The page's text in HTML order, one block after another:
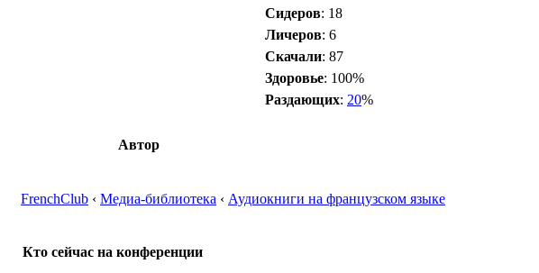
Сидеров: 18
Личеров: 6
Скачали: 87
Здоровье: 100%
Раздающих: 20%
Автор
FrenchClub ‹ Медиа-библиотека ‹ Аудиокниги на французском языке
Кто сейчас на конференции